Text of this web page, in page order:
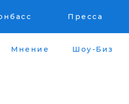
Пресса
Мнение Шоу-Биз